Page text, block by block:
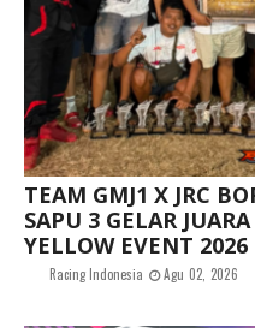
TEAM GMJ1 X JRC
SAPU 3 GELAR
YELLOW EVENT 2026
Racing Indonesia Agu 02, 2026